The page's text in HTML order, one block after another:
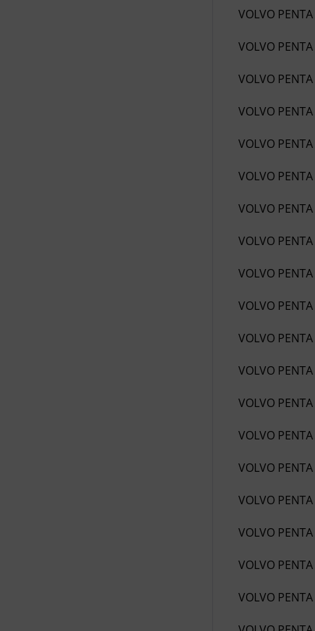
VOLVO
VOLVO
VOLVO
VOLVO
VOLVO
VOLVO
VOLVO
VOLVO
VOLVO
VOLVO
VOLVO
VOLVO
VOLVO
VOLVO
VOLVO
VOLVO
VOLVO
VOLVO
VOLVO